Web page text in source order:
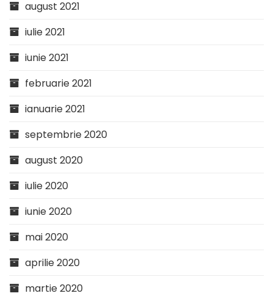
august 2021
iulie 2021
iunie 2021
februarie 2021
ianuarie 2021
septembrie 2020
august 2020
iulie 2020
iunie 2020
mai 2020
aprilie 2020
martie 2020